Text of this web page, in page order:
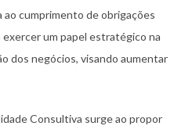
cumprimento de obrigações
exercer um papel estratégico na
dos negócios, visando aumentar
Consultiva surge ao propor